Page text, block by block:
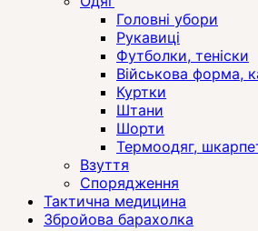
Головні убори
Рукавиці
Футболки, теніски
Військова форма,
Куртки
Штани
Шорти
Термоодяг,
Взуття
Спорядження
Тактична медицина
Збройова барахолка